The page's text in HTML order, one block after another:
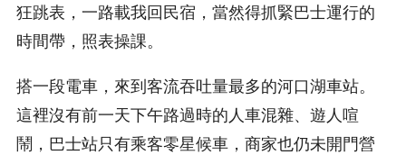
狂跳表，一路載我回民宿，當然得抓緊巴士運行的
時間帶，照表操課。
搭一段電車，來到客流吞吐量最多的河口湖車站。
這裡沒有前一天下午路過時的人車混雜、遊人喧
鬧，巴士站只有乘客零星候車，商家也仍未開門營